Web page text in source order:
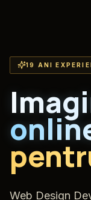
19 ANI
Web Design